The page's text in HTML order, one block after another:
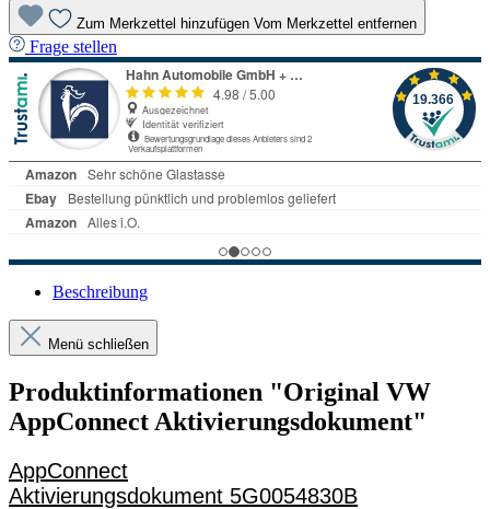
Zum Merkzettel hinzufügen Vom Merkzettel entfernen
Frage stellen
Beschreibung
Menü schließen
Produktinformationen "Original VW
AppConnect Aktivierungsdokument"
AppConnect
Aktivierungsdokument 5G0054830B